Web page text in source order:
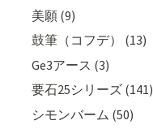
美願 (9)
鼓筆（コフデ） (13)
Ge3アース (3)
要石25シリーズ (141)
シモンバーム (50)